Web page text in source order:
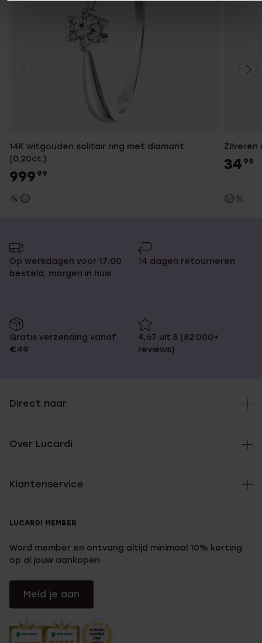
14K witgouden solitair ring met diamant
(0,20ct.)
999 99
Zilveren
34 99
Op werkdagen voor 17:00
besteld, morgen in huis
14 dagen retourneren
Gratis verzending vanaf
€49
4,67 uit 5 (82.000+
reviews)
Direct naar
Over Lucardi
Klantenservice
LUCARDI MEMBER
Word member en ontvang altijd minimaal 10% korting
op al jouw aankopen
Meld je aan